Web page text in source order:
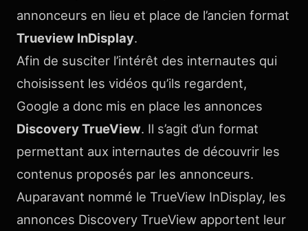
annonceurs en lieu et place de l’ancien format
Trueview InDisplay.
Afin de susciter l’intérêt des internautes qui
choisissent les vidéos qu’ils regardent,
Google a donc mis en place les annonces
Discovery TrueView. Il s’agit d’un format
permettant aux internautes de découvrir les
contenus proposés par les annonceurs.
Auparavant nommé le TrueView InDisplay, les
annonces Discovery TrueView apportent leur